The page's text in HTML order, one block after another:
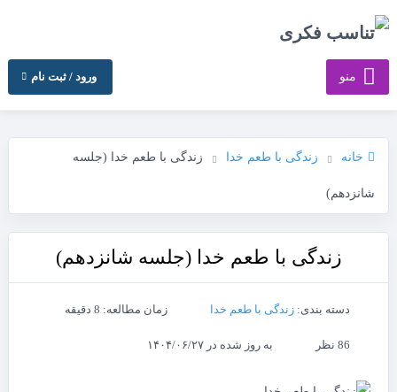
منو ورود / ثبت نام
خانه زندگی با طعم خدا زندگی با طعم خدا (جلسه
شانزدهم)
زندگی با طعم خدا (جلسه شانزدهم)
دسته بندی: زندگی با طعم خدا زمان مطالعه: 8 دقیقه
86 نظر به روز شده در ۱۴۰۴/۰۶/۲۷